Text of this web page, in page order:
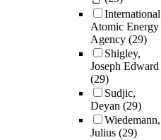
International
Atomic Energy
Agency (29)
Shigley,
Joseph Edward
(29)
Sudjic,
Deyan (29)
Wiedemann,
Julius (29)